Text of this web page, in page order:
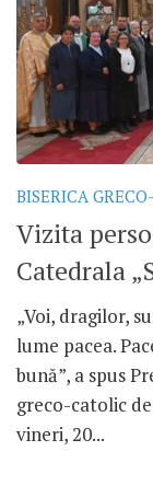
BISERICA
Vizita
Catedrala
„Voi, dragilor,
lume pacea.
bună”, a spus
greco-catolic
vineri, 20...